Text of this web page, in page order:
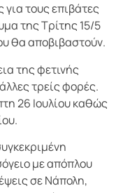
τους επιβάτες
της Τρίτης 15/5
θα αποβιβαστούν.
της φετινής
τρείς φορές.
26 Ιουλίου καθώς
με απόπλου
σε Νάπολη,